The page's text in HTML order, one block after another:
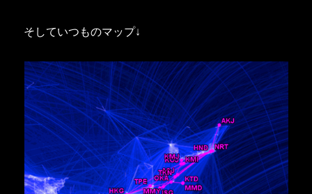
そしていつものマップ↓